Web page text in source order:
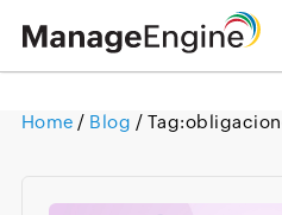
Home / Blog / Tag: